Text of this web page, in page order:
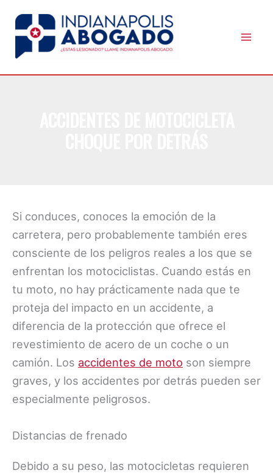
content
Si conduces, conoces la emoción de la
carretera, pero probablemente también eres
consciente de los peligros reales a los que se
enfrentan los motociclistas. Cuando estás en
tu moto, no hay prácticamente nada que te
proteja del impacto en un accidente, a
diferencia de la protección que ofrece el
revestimiento de acero de un coche o un
camión. Los accidentes de moto son siempre
graves, y los accidentes por detrás pueden ser
especialmente peligrosos.
Distancias de frenado
Debido a su peso, las motocicletas requieren